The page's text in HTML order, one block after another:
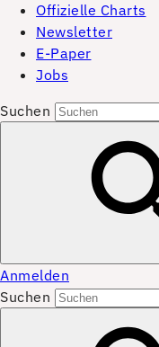
Offizielle Charts
Newsletter
E-Paper
Jobs
Suchen
Anmelden
Suchen